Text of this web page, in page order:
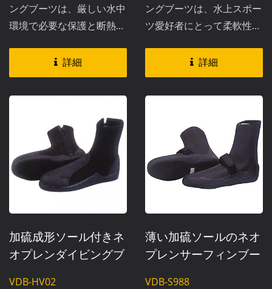
ングブーツは、厳しい水中
環境で必要な保護と断熱を
チのこれらのブーツは、鋭
い岩やサンゴ礁、その他の
水中の危険から足を守りな
確保するための加硫硬ゴム
ソールを特徴としていま
す。3mmまたは5mmの厚
さで利用可能で、プロのダ
ーツに必要な信頼性のある
暖かさと耐久性を提供しま
詳細
ングブーツは、水上スポー
ツ愛好者にとって柔軟性と
供します。3mmのネオプ
レンと特別なライクラの上
部パネルで構成されてお
ティは足にフィットする人
間工学に基づいたデザイン
です。成形されたゴム製の
ソールは、岩やサンゴのよ
頼できるバリアとして機能
し、接着された盲縫いの縫
い目は、冷たい水の中で優
詳細
加硫成形ソール付きネ
オプレンダイビングブ
VDB-HV02
薄い加硫ソールのネオ
プレンサーフィンブー
VDB-S988